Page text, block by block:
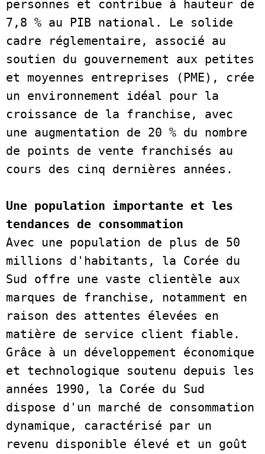
personnes et contribue à hauteur de
7,8 % au PIB national. Le solide
cadre réglementaire, associé au
soutien du gouvernement aux petites
et moyennes entreprises (PME), crée
un environnement idéal pour la
croissance de la franchise, avec
une augmentation de 20 % du nombre
de points de vente franchisés au
Une population importante et les
tendances de consommation
Avec une population de plus de 50
millions d'habitants, la Corée du
Sud offre une vaste clientèle aux
marques de franchise, notamment en
raison des attentes élevées en
matière de service client fiable.
Grâce à un développement économique
et technologique soutenu depuis les
années 1990, la Corée du Sud
dispose d'un marché de consommation
dynamique, caractérisé par un
revenu disponible élevé et un goût